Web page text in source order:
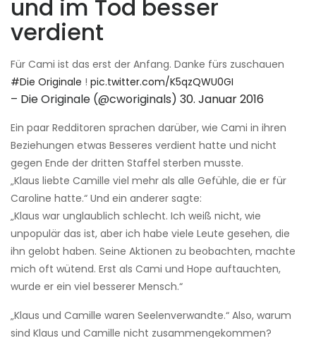
und im Tod besser
verdient
Für Cami ist das erst der Anfang. Danke fürs zuschauen
#Die Originale ! pic.twitter.com/K5qzQWU0GI
– Die Originale (@cworiginals) 30. Januar 2016
Ein paar Redditoren sprachen darüber, wie Cami in ihren
Beziehungen etwas Besseres verdient hatte und nicht
gegen Ende der dritten Staffel sterben musste.
„Klaus liebte Camille viel mehr als alle Gefühle, die er für
Caroline hatte.“ Und ein anderer sagte:
„Klaus war unglaublich schlecht. Ich weiß nicht, wie
unpopulär das ist, aber ich habe viele Leute gesehen, die
ihn gelobt haben. Seine Aktionen zu beobachten, machte
mich oft wütend. Erst als Cami und Hope auftauchten,
wurde er ein viel besserer Mensch.“
„Klaus und Camille waren Seelenverwandte.“ Also, warum
sind Klaus und Camille nicht zusammengekommen?